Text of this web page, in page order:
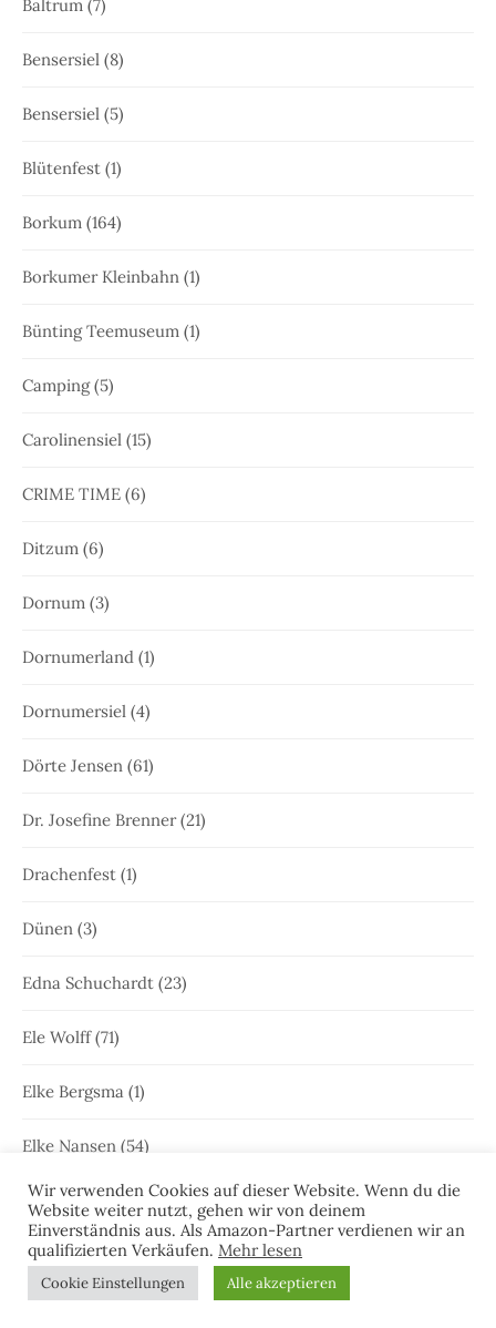
Baltrum (7)
Bensersiel (8)
Bensersiel (5)
Blütenfest (1)
Borkum (164)
Borkumer Kleinbahn (1)
Bünting Teemuseum (1)
Camping(5)
Carolinensiel (15)
CRIME TIME (6)
Ditzum (6)
Dornum (3)
Dornumerland (1)
Dornumersiel (4)
Dörte Jensen (61)
Dr. Josefine Brenner(21)
Drachenfest (1)
Dünen (3)
Edna Schuchardt (23)
Ele Wolff(71)
Elke Bergsma (1)
Elke Nansen (54)
Emden(64)
Femke Peters(4)
Wir verwenden Cookies auf dieser Website. Wenn du die
Website weiter nutzt, gehen wir von deinem
Einverständnis aus. Als Amazon-Partner verdienen wir an
qualifizierten Verkäufen. Mehr lesen
Cookie Einstellungen Alle akzeptieren